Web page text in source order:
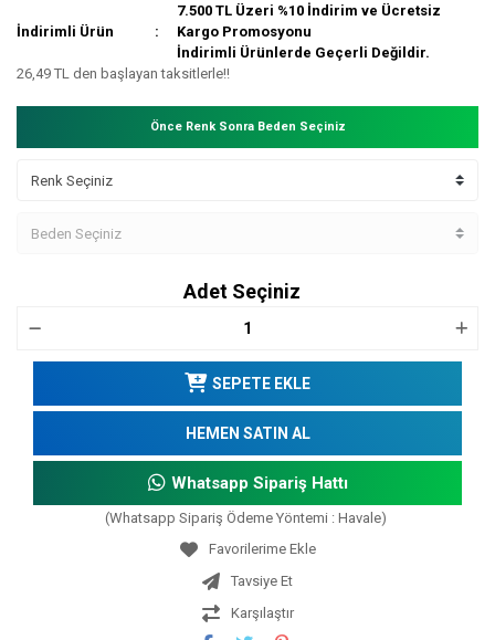
İndirimli Ürün
7.500 TL Üzeri %10 İndirim ve Ücretsiz
Kargo Promosyonu
İndirimli Ürünlerde Geçerli Değildir.
26,49 TL den başlayan taksitlerle!!
Önce Renk Sonra Beden Seçiniz
Adet Seçiniz
SEPETE EKLE
HEMEN SATIN AL
Whatsapp Sipariş Hattı
(Whatsapp Sipariş Ödeme Yöntemi : Havale)
Tavsiye Et
Karşılaştır